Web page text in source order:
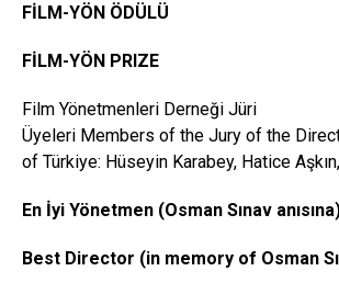
FİLM-YÖN ÖDÜLÜ
FİLM-YÖN PRIZE
Film Yönetmenleri Derneği Jüri
Üyeleri Members of the Jury of the
of Türkiye: Hüseyin Karabey, Hatice
En İyi Yönetmen (Osman Sınav
Best Director (in memory of Osman